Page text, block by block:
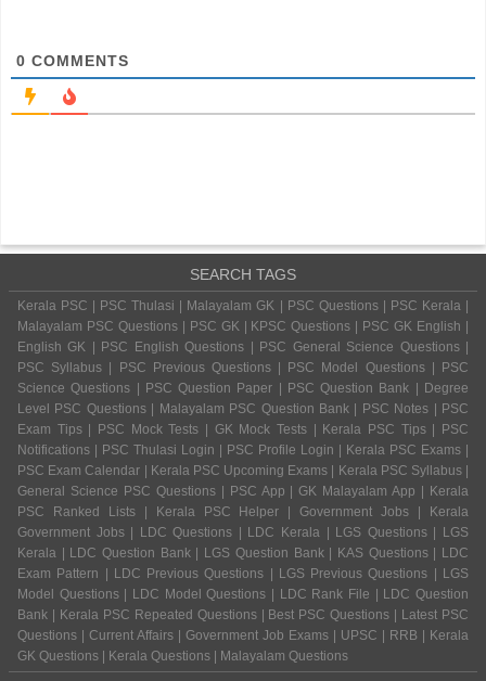
0 COMMENTS
SEARCH TAGS
Kerala PSC | PSC Thulasi | Malayalam GK | PSC Questions | PSC Kerala |
Malayalam PSC Questions | PSC GK | KPSC Questions | PSC GK English |
English GK | PSC English Questions | PSC General Science Questions |
PSC Syllabus | PSC Previous Questions | PSC Model Questions | PSC
Science Questions | PSC Question Paper | PSC Question Bank | Degree
Level PSC Questions | Malayalam PSC Question Bank | PSC Notes | PSC
Exam Tips | PSC Mock Tests | GK Mock Tests | Kerala PSC Tips | PSC
Notifications | PSC Thulasi Login | PSC Profile Login | Kerala PSC Exams |
PSC Exam Calendar | Kerala PSC Upcoming Exams | Kerala PSC Syllabus |
General Science PSC Questions | PSC App | GK Malayalam App | Kerala
PSC Ranked Lists | Kerala PSC Helper | Government Jobs | Kerala
Government Jobs | LDC Questions | LDC Kerala | LGS Questions | LGS
Kerala | LDC Question Bank | LGS Question Bank | KAS Questions | LDC
Exam Pattern | LDC Previous Questions | LGS Previous Questions | LGS
Model Questions | LDC Model Questions | LDC Rank File | LDC Question
Bank | Kerala PSC Repeated Questions | Best PSC Questions | Latest PSC
Questions | Current Affairs | Government Job Exams | UPSC | RRB | Kerala
GK Questions | Kerala Questions | Malayalam Questions